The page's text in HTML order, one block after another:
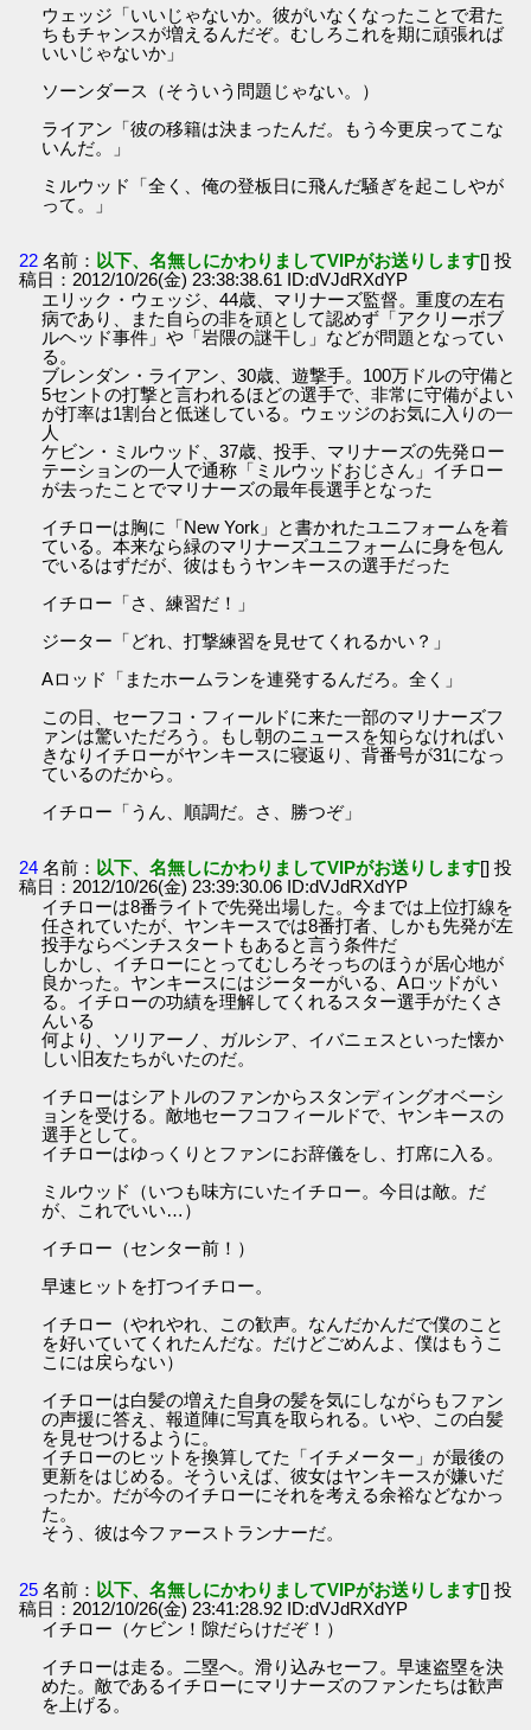
ウェッジ「いいじゃないか。彼がいなくなったことで君た
ちもチャンスが増えるんだぞ。むしろこれを期に頑張れば
いいじゃないか」
ソーンダース（そういう問題じゃない。）
ライアン「彼の移籍は決まったんだ。もう今更戻ってこな
いんだ。」
ミルウッド「全く、俺の登板日に飛んだ騒ぎを起こしやが
って。」
22 名前： 以下、名無しにかわりましてVIPがお送りします[] 投
稿日：2012/10/26(金) 23:38:38.61 ID:dVJdRXdYP
エリック・ウェッジ、44歳、マリナーズ監督。重度の左右
病であり、また自らの非を頑として認めず「アクリーボブ
ルヘッド事件」や「岩隈の謎干し」などが問題となってい
る。
ブレンダン・ライアン、30歳、遊撃手。100万ドルの守備と
5セントの打撃と言われるほどの選手で、非常に守備がよい
が打率は1割台と低迷している。ウェッジのお気に入りの一
人
ケビン・ミルウッド、37歳、投手、マリナーズの先発ロー
テーションの一人で通称「ミルウッドおじさん」イチロー
が去ったことでマリナーズの最年長選手となった
イチローは胸に「New York」と書かれたユニフォームを着
ている。本来なら緑のマリナーズユニフォームに身を包ん
でいるはずだが、彼はもうヤンキースの選手だった
イチロー「さ、練習だ！」
ジーター「どれ、打撃練習を見せてくれるかい？」
Aロッド「またホームランを連発するんだろ。全く」
この日、セーフコ・フィールドに来た一部のマリナーズフ
ァンは驚いただろう。もし朝のニュースを知らなければい
きなりイチローがヤンキースに寝返り、背番号が31になっ
ているのだから。
イチロー「うん、順調だ。さ、勝つぞ」
24 名前： 以下、名無しにかわりましてVIPがお送りします[] 投
稿日：2012/10/26(金) 23:39:30.06 ID:dVJdRXdYP
イチローは8番ライトで先発出場した。今までは上位打線を
任されていたが、ヤンキースでは8番打者、しかも先発が左
投手ならベンチスタートもあると言う条件だ
しかし、イチローにとってむしろそっちのほうが居心地が
良かった。ヤンキースにはジーターがいる、Aロッドがい
る。イチローの功績を理解してくれるスター選手がたくさ
んいる
何より、ソリアーノ、ガルシア、イバニェスといった懐か
しい旧友たちがいたのだ。
イチローはシアトルのファンからスタンディングオベーシ
ョンを受ける。敵地セーフコフィールドで、ヤンキースの
選手として。
イチローはゆっくりとファンにお辞儀をし、打席に入る。
ミルウッド（いつも味方にいたイチロー。今日は敵。だ
が、これでいい…）
イチロー（センター前！）
早速ヒットを打つイチロー。
イチロー（やれやれ、この歓声。なんだかんだで僕のこと
を好いていてくれたんだな。だけどごめんよ、僕はもうこ
こには戻らない）
イチローは白髪の増えた自身の髪を気にしながらもファン
の声援に答え、報道陣に写真を取られる。いや、この白髪
を見せつけるように。
イチローのヒットを換算してた「イチメーター」が最後の
更新をはじめる。そういえば、彼女はヤンキースが嫌いだ
ったか。だが今のイチローにそれを考える余裕などなかっ
た。
そう、彼は今ファーストランナーだ。
25 名前： 以下、名無しにかわりましてVIPがお送りします[] 投
稿日：2012/10/26(金) 23:41:28.92 ID:dVJdRXdYP
イチロー（ケビン！隙だらけだぞ！）
イチローは走る。二塁へ。滑り込みセーフ。早速盗塁を決
めた。敵であるイチローにマリナーズのファンたちは歓声
を上げる。